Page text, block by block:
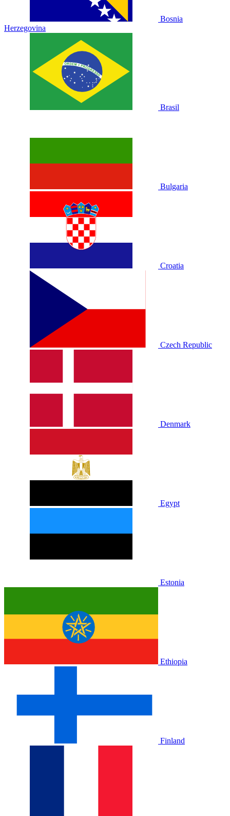
Bosnia
Herzegovina
Brasil
Bulgaria
Croatia
Czech Republic
Denmark
Egypt
Estonia
Ethiopia
Finland